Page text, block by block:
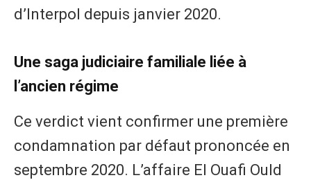
d’Interpol depuis janvier 2020.
Une saga judiciaire familiale liée à
l’ancien régime
Ce verdict vient confirmer une première
condamnation par défaut prononcée en
septembre 2020. L’affaire El Ouafi Ould